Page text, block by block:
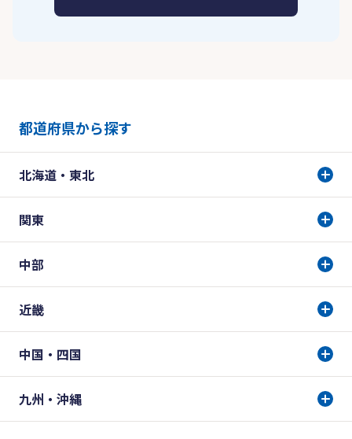
都道府県から探す
北海道・東北
関東
中部
近畿
中国・四国
九州・沖縄